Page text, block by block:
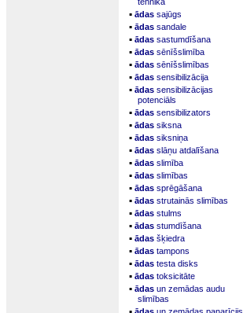
▪ ādas sajūgs
▪ ādas sandale
▪ ādas sastumdīšana
▪ ādas sēnīšslimība
▪ ādas sēnīšslimības
▪ ādas sensibilizācija
▪ ādas sensibilizācijas
potenciāls
▪ ādas sensibilizators
▪ ādas siksna
▪ ādas siksniņa
▪ ādas slāņu atdalīšana
▪ ādas slimība
▪ ādas slimības
▪ ādas sprēgāšana
▪ ādas strutainās slimības
▪ ādas stulms
▪ ādas stumdīšana
▪ ādas šķiedra
▪ ādas tampons
▪ ādas testa disks
▪ ādas toksicitāte
▪ ādas un zemādas audu
slimības